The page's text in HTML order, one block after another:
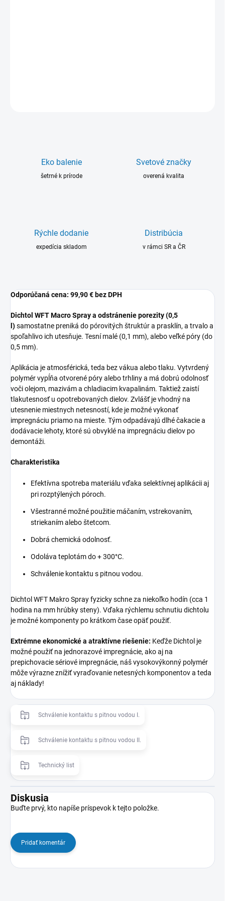
Eko balenie
šetrné k prírode
Svetové značky
overená kvalita
Rýchle dodanie
expedícia skladom
Distribúcia
v rámci SR a ČR
Odporúčaná cena: 99,90 € bez DPH
Dichtol WFT Macro Spray a odstránenie porezity (0,5
l)samostatne preniká do pórovitých štruktúr a prasklín, a trvalo a
spoľahlivo ich utesňuje. Tesní malé (0,1 mm), alebo veľké póry (do
0,5 mm).
Aplikácia je atmosférická, teda bez vákua alebo tlaku. Vytvrdený
polymér vypĺňa otvorené póry alebo trhliny a má dobrú odolnosť
voči olejom, mazivám a chladiacim kvapalinám. Taktiež zaistí
tlakutesnosť u opotrebovaných dielov. Zvlášť je vhodný na
utesnenie miestnych netesností, kde je možné vykonať
impregnáciu priamo na mieste. Tým odpadávajú dlhé čakacie a
dodávacie lehoty, ktoré sú obvyklé na impregnáciu dielov po
demontáži.
Charakteristika
Efektívna spotreba materiálu vďaka selektívnej aplikácii aj
pri rozptýlených póroch.
Všestranné možné použitie máčaním, vstrekovaním,
striekaním alebo štetcom.
Dobrá chemická odolnosť.
Odoláva teplotám do + 300°C.
Schválenie kontaktu s pitnou vodou.
Dichtol WFT Makro Spray fyzicky schne za niekoľko hodín (cca 1
hodina na mm hrúbky steny). Vďaka rýchlemu schnutiu dichtolu
je možné komponenty po krátkom čase opäť použiť.
Extrémne ekonomické a atraktívne riešenie: Keďže Dichtol je
možné použiť na jednorazové impregnácie, ako aj na
prepichovacie sériové impregnácie, náš vysokovýkonný polymér
môže výrazne znížiť vyraďovanie netesných komponentov a teda
aj náklady!
Schválenie kontaktu s pitnou vodou I.
Schválenie kontaktu s pitnou vodou II.
Technický list
Diskusia
Buďte prvý, kto napíše príspevok k tejto položke.
Pridať komentár